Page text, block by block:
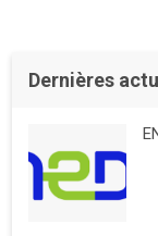
Dernières